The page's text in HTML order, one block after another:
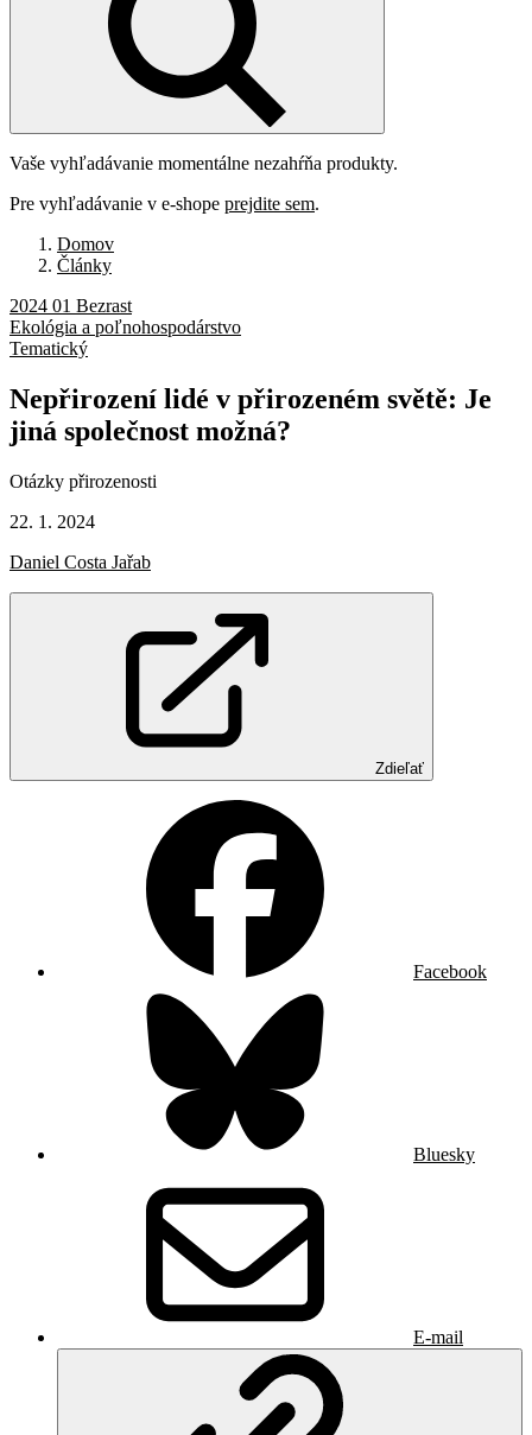
Vaše vyhľadávanie momentálne nezahŕňa produkty.
Pre vyhľadávanie v e-shope prejdite sem.
Domov
Články
2024 01 Bezrast
Ekológia a poľnohospodárstvo
Tematický
Nepřirození lidé v přirozeném světě: Je
jiná společnost možná?
Otázky přirozenosti
22. 1. 2024
Daniel Costa Jařab
Zdieľať
Facebook
Bluesky
E-mail